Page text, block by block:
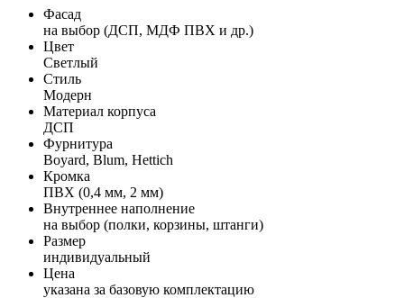
Фасад
на выбор (ДСП, МДФ ПВХ и др.)
Цвет
Светлый
Стиль
Модерн
Материал корпуса
ДСП
Фурнитура
Boyard, Blum, Hettich
Кромка
ПВХ (0,4 мм, 2 мм)
Внутреннее наполнение
на выбор (полки, корзины, штанги)
Размер
индивидуальный
Цена
указана за базовую комплектацию